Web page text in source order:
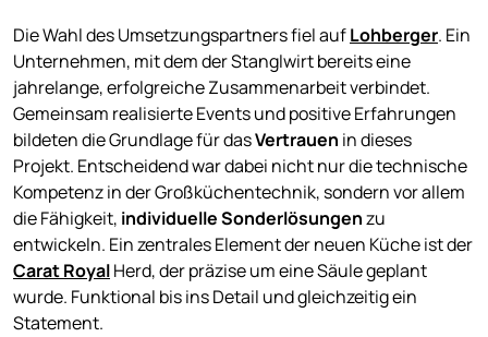
Die Wahl des Umsetzungspartners fiel aufLohberger. Ein
Unternehmen, mit dem der Stanglwirt bereits eine
jahrelange, erfolgreiche Zusammenarbeit verbindet.
Gemeinsam realisierte Events und positive Erfahrungen
bildeten die Grundlage für dasVertrauen in dieses
Projekt. Entscheidend war dabei nicht nur die technische
Kompetenz in der Großküchentechnik, sondern vor allem
die Fähigkeit, individuelle Sonderlösungenzu
entwickeln. Ein zentrales Element der neuen Küche ist der
Carat RoyalHerd, der präzise um eine Säule geplant
wurde. Funktional bis ins Detail und gleichzeitig ein
Statement.